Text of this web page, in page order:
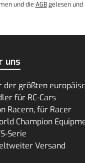
und die AGBgelesen und
uns
der größten
für RC-Cars
Racern, für Racer
Champion
Serie
Versand